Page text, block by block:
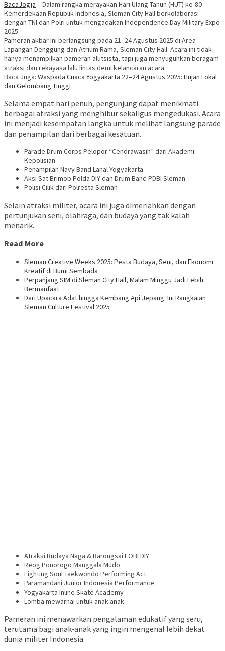
BacaJogja – Dalam rangka merayakan Hari Ulang Tahun (HUT) ke-80
Kemerdekaan Republik Indonesia, Sleman City Hall berkolaborasi
dengan TNI dan Polri untuk mengadakan Independence Day Military Expo
2025.
Pameran akbar ini berlangsung pada 21–24 Agustus 2025 di Area
Lapangan Denggung dan Atrium Rama, Sleman City Hall. Acara ini tidak
hanya menampilkan pameran alutsista, tapi juga menyuguhkan beragam
atraksi dan rekayasa lalu lintas demi kelancaran acara.
Baca Juga: Waspada Cuaca Yogyakarta 22–24 Agustus 2025: Hujan Lokal
dan Gelombang Tinggi
Selama empat hari penuh, pengunjung dapat menikmati
berbagai atraksi yang menghibur sekaligus mengedukasi. Acara
ini menjadi kesempatan langka untuk melihat langsung parade
dan penampilan dari berbagai kesatuan.
Parade Drum Corps Pelopor “Cendrawasih” dari Akademi
Kepolisian
Penampilan Navy Band Lanal Yogyakarta
Aksi Sat Brimob Polda DIY dan Drum Band PDBI Sleman
Polisi Cilik dari Polresta Sleman
Selain atraksi militer, acara ini juga dimeriahkan dengan
pertunjukan seni, olahraga, dan budaya yang tak kalah
menarik.
Read More
Sleman Creative Weeks 2025: Pesta Budaya, Seni, dan Ekonomi
Kreatif di Bumi Sembada
Perpanjang SIM di Sleman City Hall, Malam Minggu Jadi Lebih
Bermanfaat
Dari Upacara Adat hingga Kembang Api Jepang: Ini Rangkaian
Sleman Culture Festival 2025
Atraksi Budaya Naga & Barongsai FOBI DIY
Reog Ponorogo Manggala Mudo
Fighting Soul Taekwondo Performing Act
Paramandani Junior Indonesia Performance
Yogyakarta Inline Skate Academy
Lomba mewarnai untuk anak-anak
Pameran ini menawarkan pengalaman edukatif yang seru,
terutama bagi anak-anak yang ingin mengenal lebih dekat
dunia militer Indonesia.